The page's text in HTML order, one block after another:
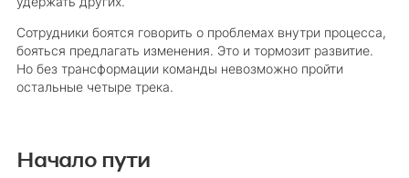
Сотрудники боятся говорить о проблемах внутри процесса,
бояться предлагать изменения. Это и тормозит развитие.
Но без трансформации команды невозможно пройти
остальные четыре трека.
Начало пути